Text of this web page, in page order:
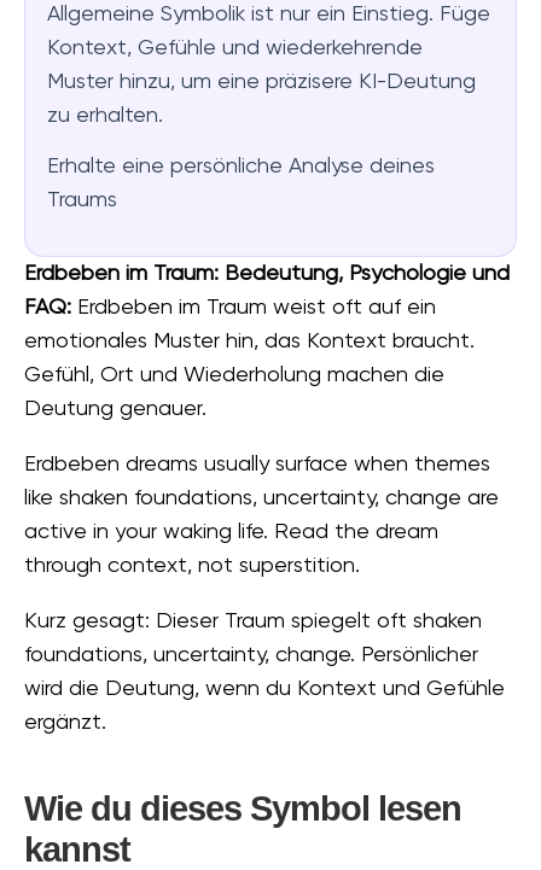
Allgemeine Symbolik ist nur ein Einstieg. Füge
Kontext, Gefühle und wiederkehrende
Muster hinzu, um eine präzisere KI-Deutung
zu erhalten.
Erhalte eine persönliche Analyse deines
Traums
Erdbeben im Traum: Bedeutung, Psychologie und
FAQ: Erdbeben im Traum weist oft auf ein
emotionales Muster hin, das Kontext braucht.
Gefühl, Ort und Wiederholung machen die
Deutung genauer.
Erdbeben dreams usually surface when themes
like shaken foundations, uncertainty, change are
active in your waking life. Read the dream
through context, not superstition.
Kurz gesagt: Dieser Traum spiegelt oft shaken
foundations, uncertainty, change. Persönlicher
wird die Deutung, wenn du Kontext und Gefühle
ergänzt.
Wie du dieses Symbol lesen
kannst